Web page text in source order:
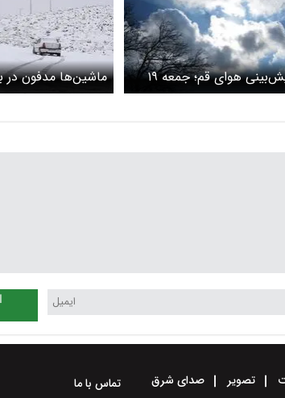
پیش‌بینی هوای قم؛ جمعه ۱۹
ماشین‌ها مدفون در
عکس
تصویر صدای شرق تماس با ما